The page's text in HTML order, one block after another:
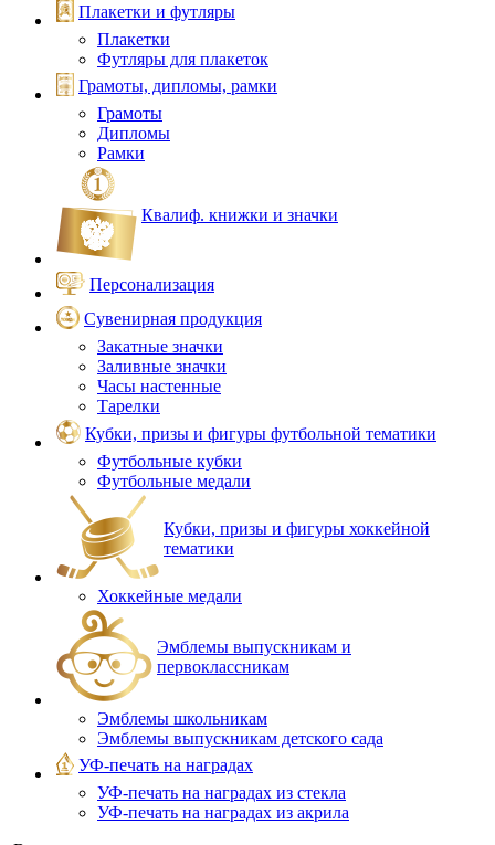
Плакетки и футляры
Плакетки
Футляры для плакеток
Грамоты, дипломы, рамки
Грамоты
Дипломы
Рамки
Квалиф. книжки и значки
Персонализация
Сувенирная продукция
Закатные значки
Заливные значки
Часы настенные
Тарелки
Кубки, призы и фигуры футбольной тематики
Футбольные кубки
Футбольные медали
Кубки, призы и фигуры хоккейной
тематики
Хоккейные медали
Эмблемы выпускникам и
первоклассникам
Эмблемы школьникам
Эмблемы выпускникам детского сада
УФ-печать на наградах
УФ‑печать на наградах из стекла
УФ-печать на наградах из акрила